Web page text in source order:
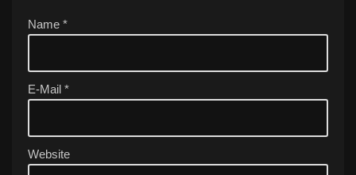
Name *
E-Mail *
Website
n
ti
v